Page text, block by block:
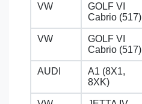
VW
GOLF VI
Cabrio (517)
VW
GOLF VI
Cabrio (517)
AUDI
A1 (8X1,
8XK)